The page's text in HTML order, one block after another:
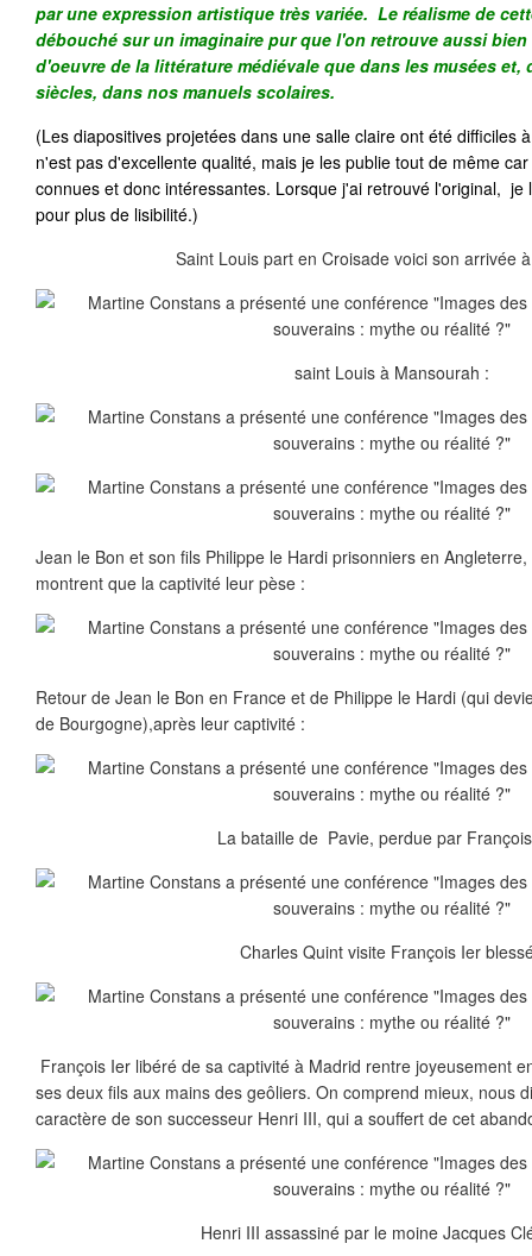
par une expression artistique très variée. Le réalisme de
débouché sur un imaginaire pur que l'on retrouve aussi
d'oeuvre de la littérature médiévale que dans les musées et,
siècles, dans nos manuels scolaires.
(Les diapositives projetées dans une salle claire ont été difficiles
n'est pas d'excellente qualité, mais je les publie tout de même
connues et donc intéressantes. Lorsque j'ai retrouvé l'original, je
pour plus de lisibilité.)
Saint Louis part en Croisade voici son arrivée
saint Louis à Mansourah :
Jean le Bon et son fils Philippe le Hardi prisonniers en
montrent que la captivité leur pèse :
Retour de Jean le Bon en France et de Philippe le Hardi (qui
de Bourgogne),après leur captivité :
La bataille de Pavie, perdue par
Charles Quint visite François Ier
François Ier libéré de sa captivité à Madrid rentre joyeusement
ses deux fils aux mains des geôliers. On comprend mieux, nous
caractère de son successeur Henri III, qui a souffert de cet
Henri III assassiné par le moine Jacques